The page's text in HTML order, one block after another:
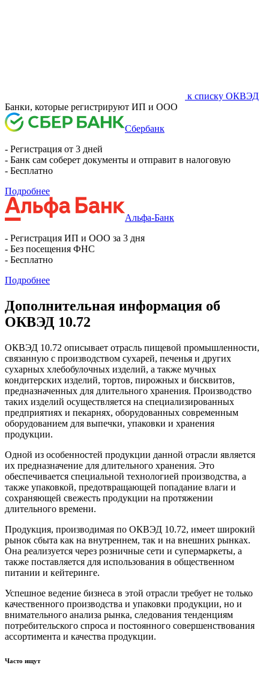
к списку ОКВЭД
Банки, которые регистрируют ИП и ООО
Сбербанк
- Регистрация от 3 дней
- Банк сам соберет документы и отправит в налоговую
- Бесплатно
Подробнее
Альфа-Банк
- Регистрация ИП и ООО за 3 дня
- Без посещения ФНС
- Бесплатно
Подробнее
Дополнительная информация об
ОКВЭД 10.72
ОКВЭД 10.72 описывает отрасль пищевой промышленности,
связанную с производством сухарей, печенья и других
сухарных хлебобулочных изделий, а также мучных
кондитерских изделий, тортов, пирожных и бисквитов,
предназначенных для длительного хранения. Производство
таких изделий осуществляется на специализированных
предприятиях и пекарнях, оборудованных современным
оборудованием для выпечки, упаковки и хранения
продукции.
Одной из особенностей продукции данной отрасли является
их предназначение для длительного хранения. Это
обеспечивается специальной технологией производства, а
также упаковкой, предотвращающей попадание влаги и
сохраняющей свежесть продукции на протяжении
длительного времени.
Продукция, производимая по ОКВЭД 10.72, имеет широкий
рынок сбыта как на внутреннем, так и на внешних рынках.
Она реализуется через розничные сети и супермаркеты, а
также поставляется для использования в общественном
питании и кейтеринге.
Успешное ведение бизнеса в этой отрасли требует не только
качественного производства и упаковки продукции, но и
внимательного анализа рынка, следования тенденциям
потребительского спроса и постоянного совершенствования
ассортимента и качества продукции.
Часто ищут